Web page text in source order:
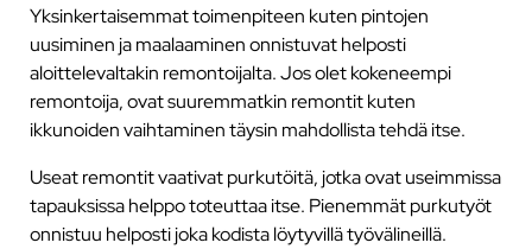
Yksinkertaisemmat toimenpiteen kuten pintojen
uusiminen ja maalaaminen onnistuvat helposti
aloittelevaltakin remontoijalta. Jos olet kokeneempi
remontoija, ovat suuremmatkin remontit kuten
ikkunoiden vaihtaminen täysin mahdollista tehdä itse.
Useat remontit vaativat purkutöitä, jotka ovat useimmissa
tapauksissa helppo toteuttaa itse. Pienemmät purkutyöt
onnistuu helposti joka kodista löytyvillä työvälineillä.